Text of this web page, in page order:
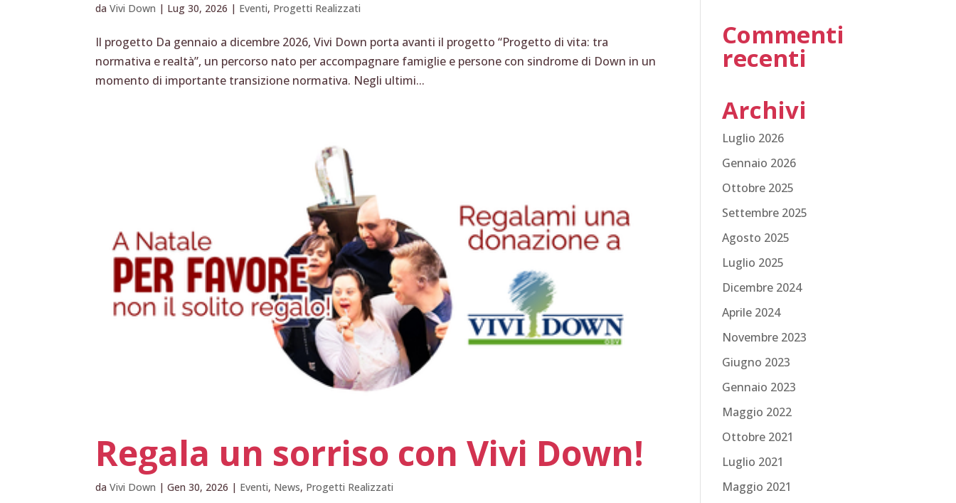
daVivi Down | Lug 30, 2026 | Eventi, Progetti Realizzati
Il progetto Da gennaio a dicembre 2026, Vivi Down porta avanti il progetto “Progetto di vita: tra
normativa e realtà”, un percorso nato per accompagnare famiglie e persone con sindrome di Down in un
momento di importante transizione normativa. Negli ultimi...
Regala un sorriso con Vivi Down!
daVivi Down |Gen 30, 2026 | Eventi, News, Progetti Realizzati
Commenti
recenti
Archivi
Luglio 2026
Gennaio 2026
Ottobre 2025
Settembre 2025
Agosto 2025
Luglio 2025
Dicembre 2024
Aprile 2024
Novembre 2023
Giugno 2023
Gennaio 2023
Maggio 2022
Ottobre 2021
Luglio 2021
Maggio 2021